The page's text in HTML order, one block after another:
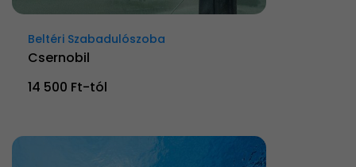
Beltéri Szabadulószoba
Csernobil
14 500 Ft-tól